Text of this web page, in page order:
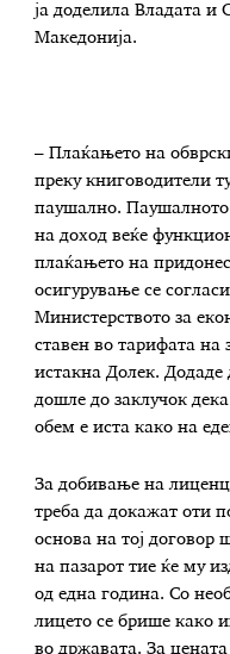
ја доделила Владата и
Македонија.
– Плаќањето на
преку книговодители
паушално.
на доход веќе
плаќањето на
осигурување се
Министерството за
ставен во тарифата на
истакна Долек. Додаде
дошле до заклучок
обем е иста како на
За добивање на
треба да докажат оти
основа на тој договор
на пазарот тие ќе му
од една година. Со
лицето се брише како
во државата. За цената